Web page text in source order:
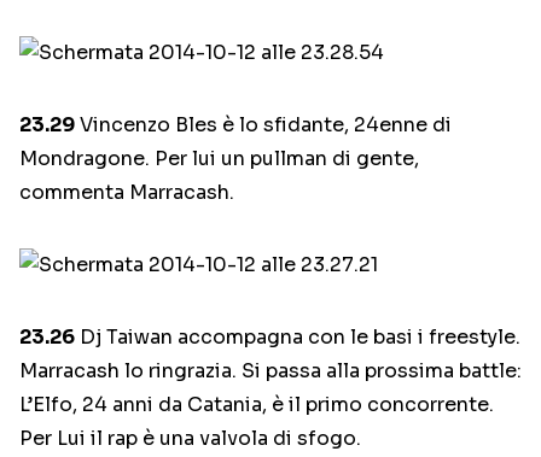
23.29Vincenzo Bles è lo sfidante, 24enne di
Mondragone. Per lui un pullman di gente,
commenta Marracash.
23.26 Dj Taiwan accompagna con le basi i freestyle.
Marracash lo ringrazia. Si passa alla prossima battle:
L’Elfo, 24 anni da Catania, è il primo concorrente.
Per Lui il rap è una valvola di sfogo.